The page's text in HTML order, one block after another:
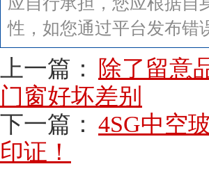
性，如您通过平台发布错
上一篇：
除了留意
门窗好坏差别
下一篇： 4SG中空
印证！